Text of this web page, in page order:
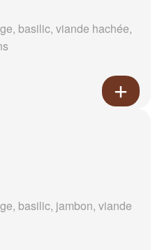
basilic, viande hachée,
basilic, jambon, viande